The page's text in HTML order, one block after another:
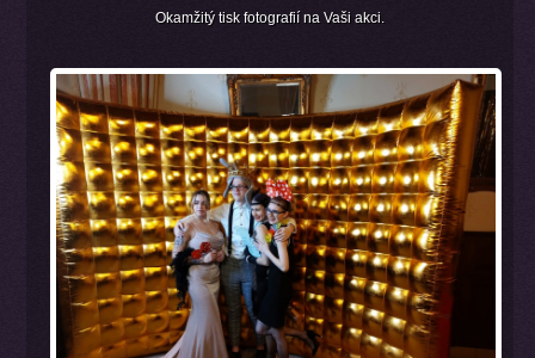
Okamžitý tisk fotografií na Vaši akci.